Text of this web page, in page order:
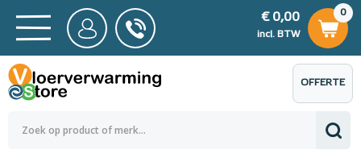
BTW
0,00
0
€ 0,00
incl. BTW
€ 0,00
OFFERTE
AANVRAGEN